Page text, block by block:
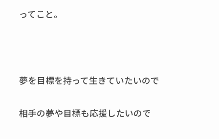
ってこと。
夢を目標を持って生きていたいので
相手の夢や目標も応援したいので